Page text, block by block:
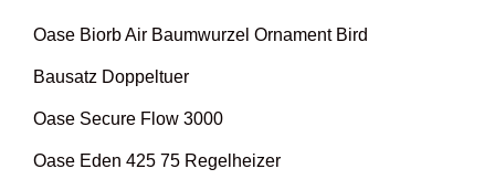
Oase Biorb Air Baumwurzel Ornament Bird
Bausatz Doppeltuer
Oase Secure Flow 3000
Oase Eden 425 75 Regelheizer